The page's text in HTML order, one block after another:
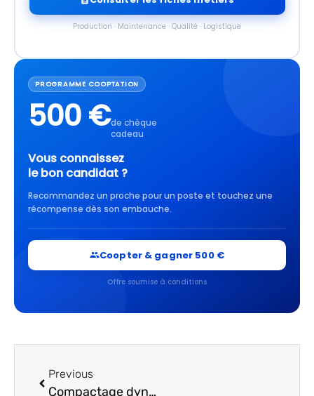
Production · Maintenance · Qualité · Logistique
PROGRAMME COOPTATION
500 €de chèque
cadeau
Vous connaissez
le bon candidat ?
Recommandez un proche pour un poste et touchez une
récompense dès son embauche.
Coopter & gagner 500 €
Offre soumise à conditions
Previous
Compactage dynamique : recruter les bons profils géotechniques